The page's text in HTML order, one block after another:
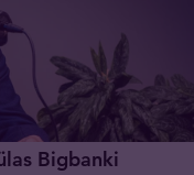
Bigbanki